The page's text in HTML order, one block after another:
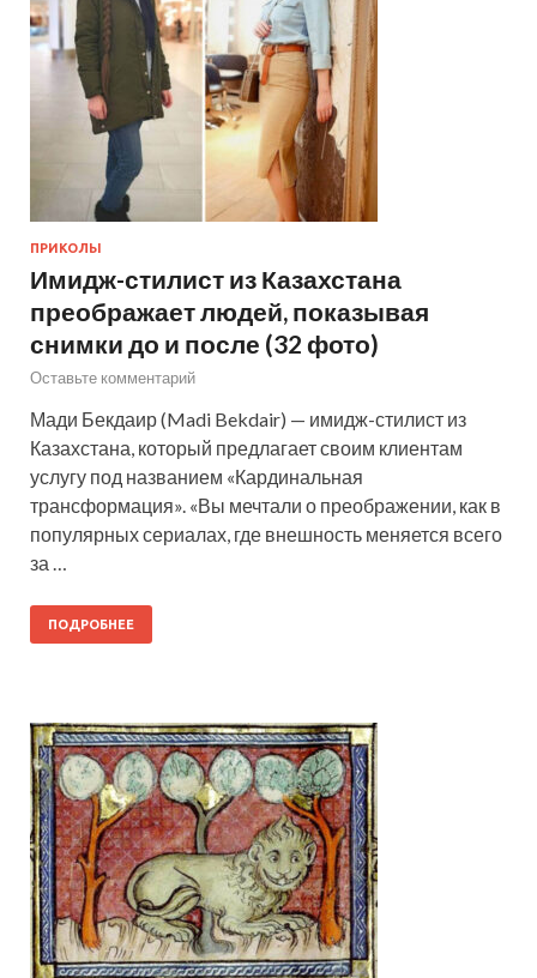
ПРИКОЛЫ
Имидж-стилист из Казахстана
преображает людей, показывая
снимки до и после (32 фото)
Оставьте комментарий
Мади Бекдаир (Madi Bekdair) — имидж-стилист из
Казахстана, который предлагает своим клиентам
услугу под названием «Кардинальная
трансформация». «Вы мечтали о преображении, как в
популярных сериалах, где внешность меняется всего
за …
ПОДРОБНЕЕ